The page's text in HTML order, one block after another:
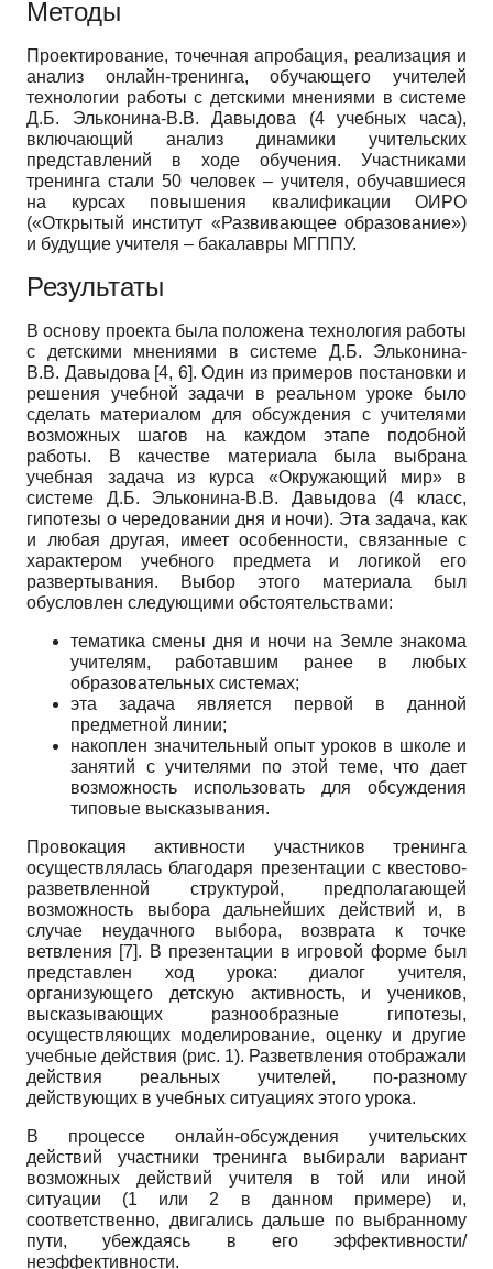
Методы
Проектирование, точечная апробация, реализация и
анализ онлайн-тренинга, обучающего учителей
технологии работы с детскими мнениями в системе
Д.Б.
Эльконина-В.В.
Давыдова (4 учебных часа),
включающий анализ динамики учительских
представлений в ходе обучения. Участниками
тренинга стали 50 человек – учителя, обучавшиеся
на курсах повышения квалификации ОИРО
(«Открытый институт «Развивающее образование»)
и будущие учителя – бакалавры МГППУ.
Результаты
В основу проекта была положена технология работы
с детскими мнениями в системе Д.Б.
Эльконина-
В.В. Давыдова [4, 6]. Один из примеров постановки и
решения учебной задачи в реальном уроке было
сделать материалом для обсуждения с учителями
возможных шагов на каждом этапе подобной
работы. В качестве материала была выбрана
учебная задача из курса «Окружающий мир» в
системе Д.Б.
Эльконина-В.В.
Давыдова (4 класс,
гипотезы о чередовании дня и ночи). Эта задача, как
и любая другая, имеет особенности, связанные с
характером учебного предмета и логикой его
развертывания. Выбор этого материала был
обусловлен следующими обстоятельствами:
тематика смены дня и ночи на Земле знакома
учителям, работавшим ранее в любых
образовательных системах;
эта задача является первой в данной
предметной линии;
накоплен значительный опыт уроков в школе и
занятий с учителями по этой теме, что дает
возможность использовать для обсуждения
типовые высказывания.
Провокация активности участников тренинга
осуществлялась благодаря презентации с квестово-
разветвленной структурой, предполагающей
возможность выбора дальнейших действий и, в
случае неудачного выбора, возврата к точке
ветвления [7]. В презентации в игровой форме был
представлен ход урока: диалог учителя,
организующего детскую активность, и учеников,
высказывающих разнообразные гипотезы,
осуществляющих моделирование, оценку и другие
учебные действия (рис. 1). Разветвления отображали
действия реальных учителей, по-разному
действующих в учебных ситуациях этого урока.
В процессе онлайн-обсуждения учительских
действий участники тренинга выбирали вариант
возможных действий учителя в той или иной
ситуации (1 или 2 в данном примере) и,
соответственно, двигались дальше по выбранному
пути, убеждаясь в его эффективности/
неэффективности.